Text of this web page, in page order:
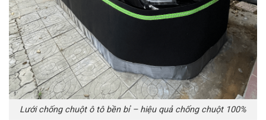
Lưới chống chuột ô tô bền bỉ – hiệu quả chống chuột 100%